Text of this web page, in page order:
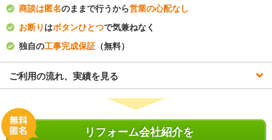
商談は匿名のままで行うから営業の心配なし
お断り はボタンひとつで気兼ねなく
独自の工事完成保証 （無料）
ご利用の流れ、実績を見る
リフォーム会社紹介を